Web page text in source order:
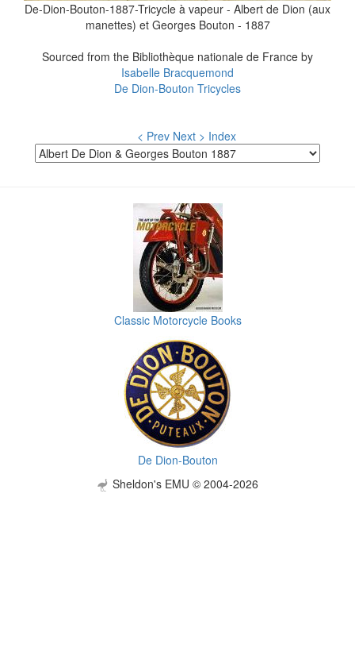
De-Dion-Bouton-1887-Tricycle à vapeur - Albert de Dion (aux
manettes) et Georges Bouton - 1887
Sourced from the Bibliothèque nationale de France by
Isabelle Bracquemond
De Dion-Bouton Tricycles
< Prev Next > Index
Classic Motorcycle Books
De Dion-Bouton
Sheldon's EMU © 2004-2026